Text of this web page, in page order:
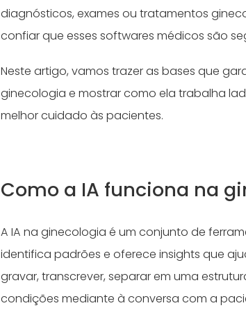
diagnósticos, exames ou tratamentos
confiar que esses softwares médicos são
Neste artigo, vamos trazer as bases que
ginecologia e mostrar como ela trabalha
melhor cuidado às pacientes.
Como a IA funciona na
A IA na ginecologia é um conjunto de
identifica padrões e oferece insights que
gravar, transcrever, separar em uma
condições mediante à conversa com a